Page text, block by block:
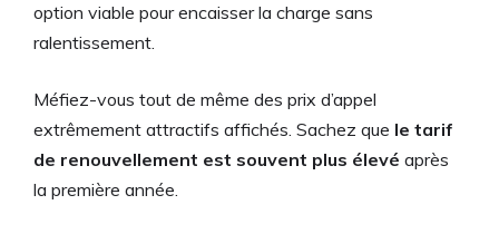
option viable pour encaisser la charge sans
ralentissement.
Méfiez-vous tout de même des prix d’appel
extrêmement attractifs affichés. Sachez que le tarif
de renouvellement est souvent plus élevé après
la première année.